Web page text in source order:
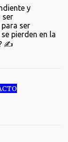
y
ser
ser
pierden en la
✍️